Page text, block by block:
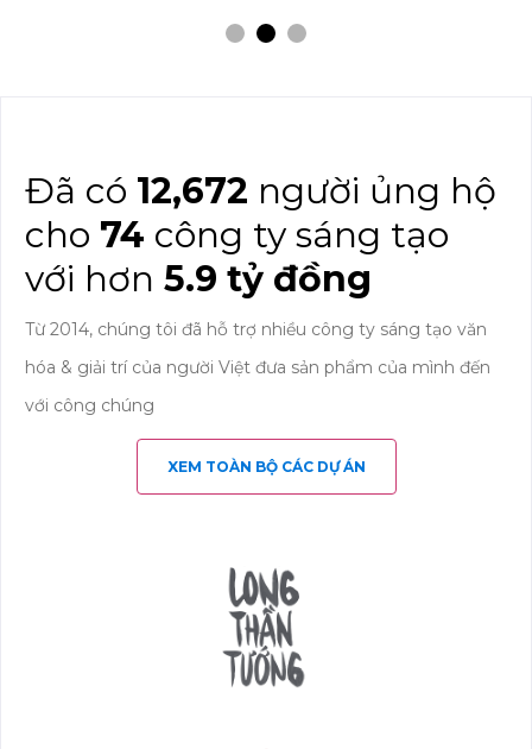
Đã có 12,672 người ủng hộ
cho 74 công ty sáng tạo
với hơn 5.9 tỷ đồng
Từ 2014, chúng tôi đã hỗ trợ nhiều công ty sáng tạo văn
hóa & giải trí của người Việt đưa sản phẩm của mình đến
với công chúng
XEM TOÀN BỘ CÁC DỰ ÁN